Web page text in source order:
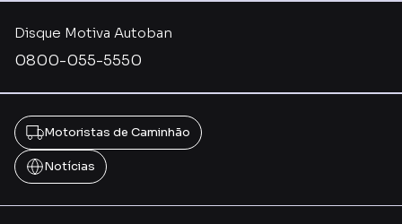
Disque Motiva Autoban
0800-055-5550
Motoristas de Caminhão
Notícias